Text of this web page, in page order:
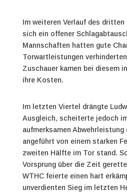
Im weiteren Verlauf des
sich ein offener
Mannschaften hatten gute
Torwartleistungen
Zuschauer kamen bei diesem
ihre Kosten.
Im letzten Viertel drängte
Ausgleich, scheiterte jedoch
aufmerksamen
angeführt von einem starken
zweiten Hälfte im Tor stand.
Vorsprung über die Zeit
WTHC feierte einen hart
unverdienten Sieg im letzten